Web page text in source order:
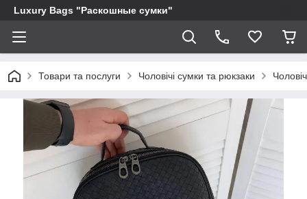
Luxury Bags "Раскошные сумки"
Товари та послуги Чоловічі сумки та рюкзаки